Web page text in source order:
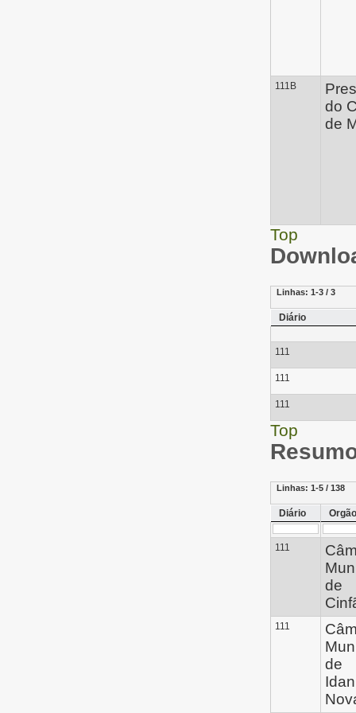
111B
do
de
Top
Linhas: 1-3 / 3
Diário
111
111
111
Top
Linhas: 1-5 / 138
Diário Orgão
111
de
111
de